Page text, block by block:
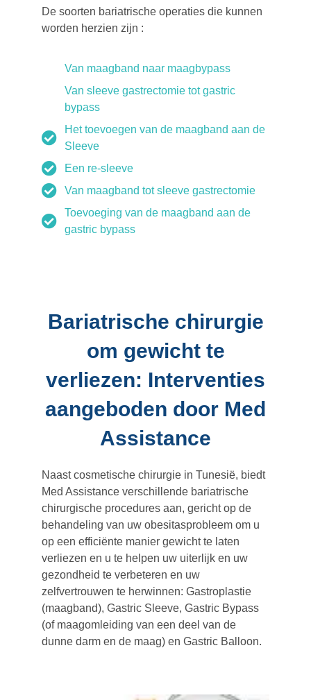
De soorten bariatrische operaties die kunnen
worden herzien zijn :
Van maagband naar maagbypass
Van sleeve gastrectomie tot gastric
bypass
Het toevoegen van de maagband aan de
Sleeve
Een re-sleeve
Van maagband tot sleeve gastrectomie
Toevoeging van de maagband aan de
gastric bypass
Bariatrische chirurgie
om gewicht te
verliezen: Interventies
aangeboden door Med
Assistance
Naast cosmetische chirurgie in Tunesië, biedt
Med Assistance verschillende bariatrische
chirurgische procedures aan, gericht op de
behandeling van uw obesitasprobleem om u
op een efficiënte manier gewicht te laten
verliezen en u te helpen uw uiterlijk en uw
gezondheid te verbeteren en uw
zelfvertrouwen te herwinnen: Gastroplastie
(maagband), Gastric Sleeve, Gastric Bypass
(of maagomleiding van een deel van de
dunne darm en de maag) en Gastric Balloon.